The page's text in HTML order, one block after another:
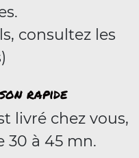
consultez les
rapide
livré chez vous,
30 à 45 mn.